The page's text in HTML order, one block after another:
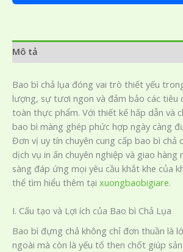
Mô tả
Bao bì chả lụa đóng vai trò thiết yếu
lượng, sự tươi ngon và đảm bảo các tiêu
toàn thực phẩm. Với thiết kế hấp dẫn và
bao bì màng ghép phức hợp ngày càng
Đơn vị uy tín chuyên cung cấp bao bì chả
dịch vụ in ấn chuyên nghiệp và giao hàng
sàng đáp ứng mọi yêu cầu khắt khe của
thể tìm hiểu thêm tại xuongbaobigiare.
I. Cấu tạo và Lợi ích của Bao bì Chả Lụa
Bao bì đựng chả không chỉ đơn thuần là
ngoài mà còn là yếu tố then chốt giúp